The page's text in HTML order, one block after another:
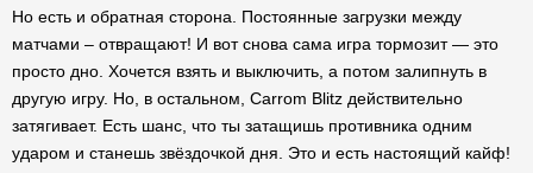
Но есть и обратная сторона. Постоянные загрузки между
матчами – отвращают! И вот снова сама игра тормозит — это
просто дно. Хочется взять и выключить, а потом залипнуть в
другую игру. Но, в остальном, Carrom Blitz действительно
затягивает. Есть шанс, что ты затащишь противника одним
ударом и станешь звёздочкой дня. Это и есть настоящий кайф!